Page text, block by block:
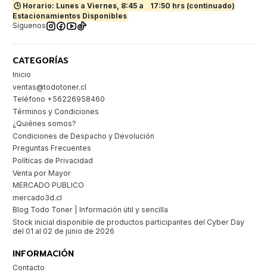
🕒 Horario: Lunes a Viernes, 8:45 a
17:50 hrs (continuado)
Estacionamientos Disponibles
Síguenos
CATEGORÍAS
Inicio
ventas@todotoner.cl
Teléfono +56226958460
Términos y Condiciones
¿Quiénes somos?
Condiciones de Despacho y Devolución
Preguntas Frecuentes
Políticas de Privacidad
Venta por Mayor
MERCADO PUBLICO
mercado3d.cl
Blog Todo Toner | Información útil y sencilla
Stock inicial disponible de productos participantes del Cyber Day
del 01 al 02 de junio de 2026
INFORMACIÓN
Contacto